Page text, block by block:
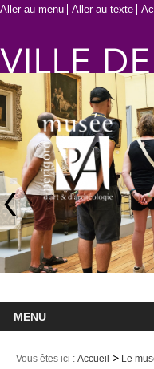
Aller au menu Aller au texte
MENU
Vous êtes ici : Accueil
Le